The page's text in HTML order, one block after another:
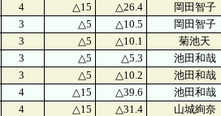
4 △15 △26.4 岡田智子
3 △5 △10.5 岡田智子
3 △5 △10.1 菊池天
3 △5 △5.3 池田和哉
3 △5 △10.2 池田和哉
4 △15 △39.6 池田和哉
4 △15 △31.4 山城絢奈